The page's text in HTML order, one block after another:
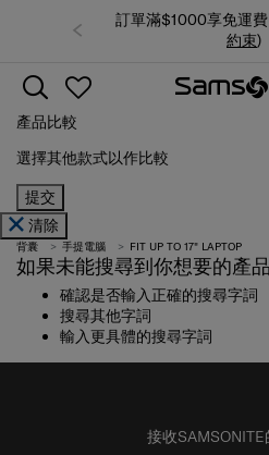
訂單滿$1000享免運
約束)
產品比較
選擇其他款式以作比較
提交
清除
背囊 手提電腦 FIT UP TO 17" LAPTOP
如果未能搜尋到你想要的產
確認是否輸入正確的搜尋字詞
搜尋其他字詞
輸入更具體的搜尋字詞
接收